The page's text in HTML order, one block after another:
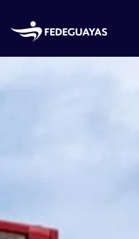
Skip to main content